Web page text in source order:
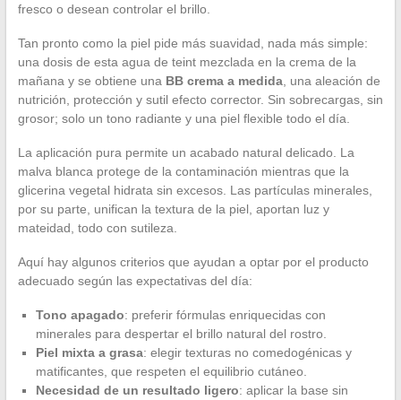
fresco o desean controlar el brillo.
Tan pronto como la piel pide más suavidad, nada más simple:
una dosis de esta agua de teint mezclada en la crema de la
mañana y se obtiene una BB crema a medida, una aleación de
nutrición, protección y sutil efecto corrector. Sin sobrecargas, sin
grosor; solo un tono radiante y una piel flexible todo el día.
La aplicación pura permite un acabado natural delicado. La
malva blanca protege de la contaminación mientras que la
glicerina vegetal hidrata sin excesos. Las partículas minerales,
por su parte, unifican la textura de la piel, aportan luz y
mateidad, todo con sutileza.
Aquí hay algunos criterios que ayudan a optar por el producto
adecuado según las expectativas del día:
Tono apagado: preferir fórmulas enriquecidas con
minerales para despertar el brillo natural del rostro.
Piel mixta a grasa: elegir texturas no comedogénicas y
matificantes, que respeten el equilibrio cutáneo.
Necesidad de un resultado ligero: aplicar la base sin